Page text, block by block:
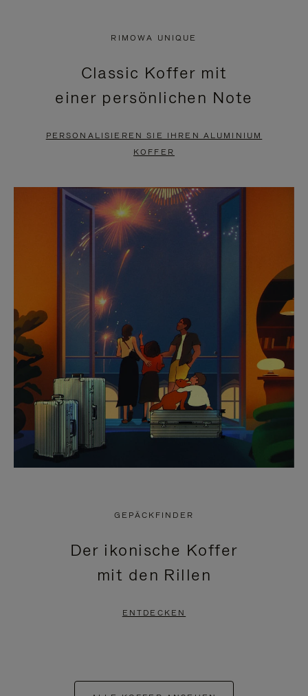
PAUSIERT,
BITTE
DRÜCKEN
ANZUHALTEN
KLICKEN
SIE
ZUM
AUFHEBEN
STUMMSCHALTUNG
RIMOWA UNIQUE
Classic Koffer mit
einer persönlichen Note
PERSONALISIEREN SIE IHREN ALUMINIUM
KOFFER
GEPÄCKFINDER
Der ikonische Koffer
mit den Rillen
ENTDECKEN